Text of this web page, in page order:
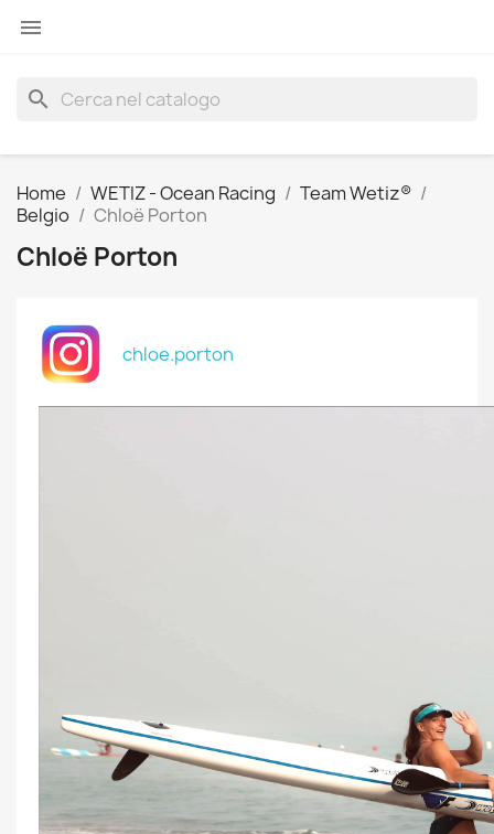

search
Home WETIZ - Ocean Racing
Team Wetiz®
Belgio
Chloë Porton
Chloë Porton
chloe.porton